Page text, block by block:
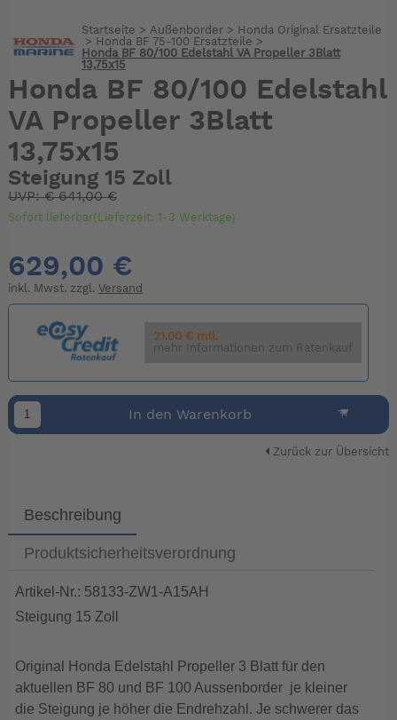
Startseite >Außenborder > Honda Original Ersatzteile
> Honda BF 75-100 Ersatzteile >
Honda BF 80/100 Edelstahl VA Propeller 3Blatt
13,75x15
Honda BF 80/100 Edelstahl
VA Propeller 3Blatt
13,75x15
Steigung 15 Zoll
UVP:€641,00 €
Sofort lieferbar(Lieferzeit: 1-3 Werktage)
629,00 €
inkl. Mwst. zzgl. Versand
21.00 € mtl.
mehr Informationen zum Ratenkauf
In den Warenkorb
Zurück zur Übersicht
Beschreibung
Produktsicherheitsverordnung
Artikel-Nr.: 58133-ZW1-A15AH
Steigung 15 Zoll
Original Honda Edelstahl Propeller 3 Blatt für den
aktuellen BF 80 und BF 100 Aussenborder je kleiner
die Steigung je höher die Endrehzahl. Je schwerer das